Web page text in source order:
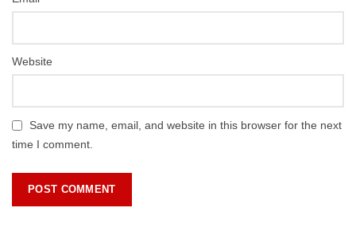
Website
Save my name, email, and website in this browser for the next
time I comment.